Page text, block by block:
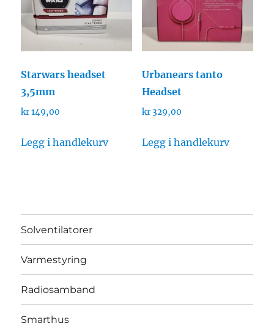
Starwars headset
3,5mm
kr149,00
Legg i handlekurv
Urbanears tanto
Headset
kr329,00
Legg i handlekurv
Solventilatorer
Varmestyring
Radiosamband
Smarthus